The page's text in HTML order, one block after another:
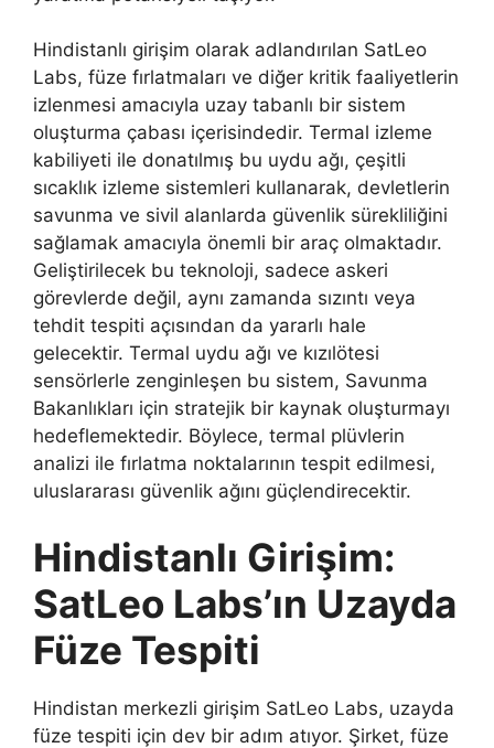
Hindistanlı girişim olarak adlandırılan SatLeo
Labs, füze fırlatmaları ve diğer kritik faaliyetlerin
izlenmesi amacıyla uzay tabanlı bir sistem
oluşturma çabası içerisindedir. Termal izleme
kabiliyeti ile donatılmış bu uydu ağı, çeşitli
sıcaklık izleme sistemleri kullanarak, devletlerin
savunma ve sivil alanlarda güvenlik sürekliliğini
sağlamak amacıyla önemli bir araç olmaktadır.
Geliştirilecek bu teknoloji, sadece askeri
görevlerde değil, aynı zamanda sızıntı veya
tehdit tespiti açısından da yararlı hale
gelecektir. Termal uydu ağı ve kızılötesi
sensörlerle zenginleşen bu sistem, Savunma
Bakanlıkları için stratejik bir kaynak oluşturmayı
hedeflemektedir. Böylece, termal plüvlerin
analizi ile fırlatma noktalarının tespit edilmesi,
uluslararası güvenlik ağını güçlendirecektir.
Hindistanlı Girişim:
SatLeo Labs’ın Uzayda
Füze Tespiti
Hindistan merkezli girişim SatLeo Labs, uzayda
füze tespiti için dev bir adım atıyor. Şirket, füze